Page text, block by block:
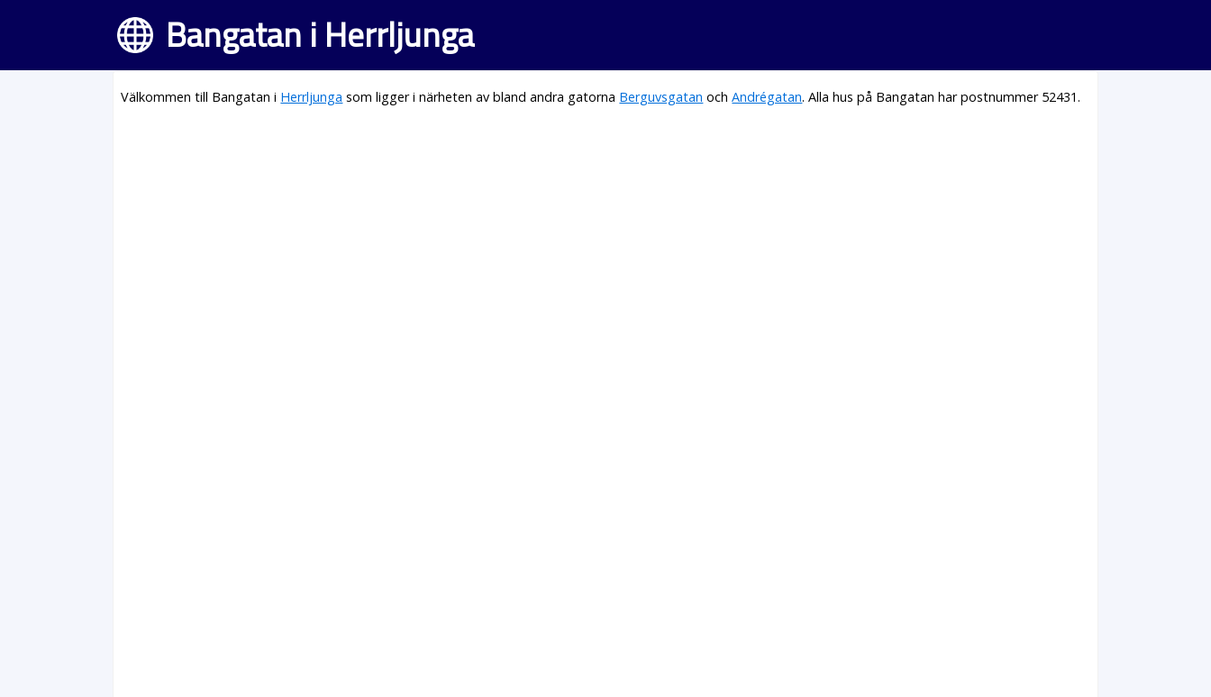
Bangatan i Herrljunga
Välkommen till Bangatan i Herrljunga som ligger i närheten av bland andra gatorna Berguvsgatan ochAndrégatan. Alla hus på Bangatan har postnummer 52431.